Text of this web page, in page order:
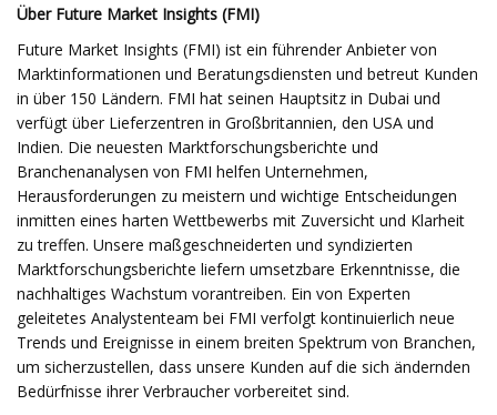
Über Future Market Insights (FMI)
Future Market Insights (FMI) ist ein führender Anbieter von
Marktinformationen und Beratungsdiensten und betreut Kunden
in über 150 Ländern. FMI hat seinen Hauptsitz in Dubai und
verfügt über Lieferzentren in Großbritannien, den USA und
Indien. Die neuesten Marktforschungsberichte und
Branchenanalysen von FMI helfen Unternehmen,
Herausforderungen zu meistern und wichtige Entscheidungen
inmitten eines harten Wettbewerbs mit Zuversicht und Klarheit
zu treffen. Unsere maßgeschneiderten und syndizierten
Marktforschungsberichte liefern umsetzbare Erkenntnisse, die
nachhaltiges Wachstum vorantreiben. Ein von Experten
geleitetes Analystenteam bei FMI verfolgt kontinuierlich neue
Trends und Ereignisse in einem breiten Spektrum von Branchen,
um sicherzustellen, dass unsere Kunden auf die sich ändernden
Bedürfnisse ihrer Verbraucher vorbereitet sind.